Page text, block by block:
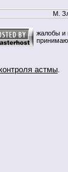
М.
жалобы и
астмы.